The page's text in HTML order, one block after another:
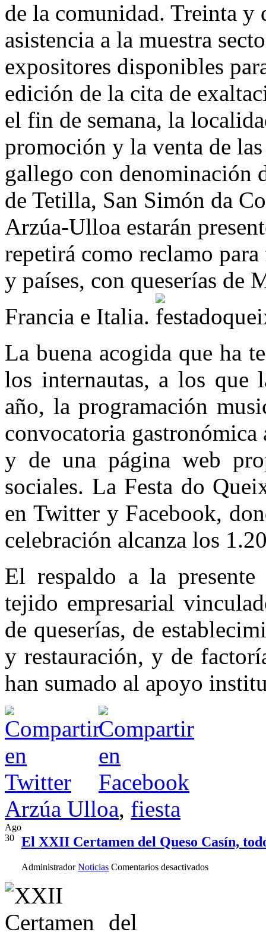
Queixo
de
de la comunidad. Treinta y
asistencia a la muestra
expositores disponibles
edición de la cita de
el fin de semana, la
promoción y la venta de
gallego con denominación
de Tetilla, San Simón da
Arzúa-Ulloa estarán
repetirá como reclamo
y países, con queserías de
Francia e Italia.
La buena acogida que ha
los internautas, a los que
año, la programación
convocatoria
y de una página web
sociales. La Festa do
en Twitter y Facebook,
celebración alcanza los
El respaldo a la
tejido empresarial
de queserías, de
y restauración, y de
han sumado al apoyo
Arzúa Ulloa, fiesta
Ago
30
El XXII Certamen del Queso Casín,
Administrador Noticias Comentarios desactivadosen